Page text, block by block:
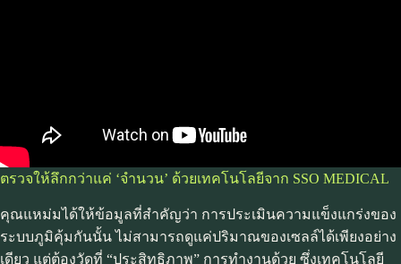
ตรวจให้ลึกกว่าแค่ ‘จำนวน’ ด้วยเทคโนโลยีจาก SSO MEDICAL
คุณแหม่มได้ให้ข้อมูลที่สำคัญว่า การประเมินความแข็งแกร่งของ
ระบบภูมิคุ้มกันนั้น ไม่สามารถดูแค่ปริมาณของเซลล์ได้เพียงอย่าง
เดียว แต่ต้องวัดที่ “ประสิทธิภาพ” การทำงานด้วย ซึ่งเทคโนโลยี